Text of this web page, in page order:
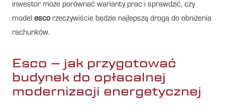
inwestor może porównać warianty prac i sprawdzić, czy
model esco rzeczywiście będzie najlepszą drogą do obniżenia
rachunków.
Esco – jak przygotować
budynek do opłacalnej
modernizacji energetycznej